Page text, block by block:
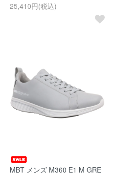
25,410円(税込)
MBT メンズ M360 E1 M GRE